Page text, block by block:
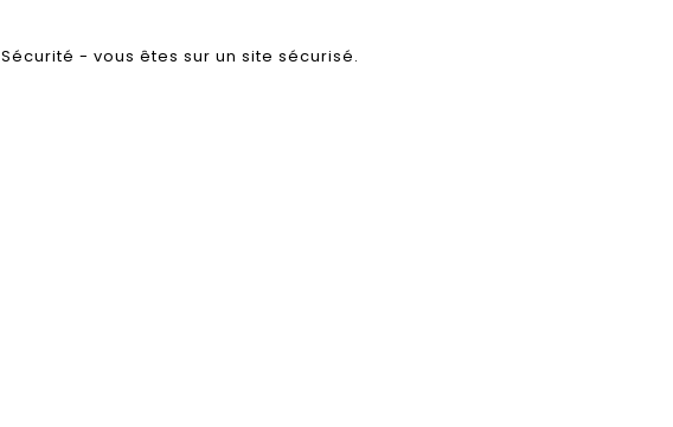
Sécurité - vous êtes sur un site sécurisé.